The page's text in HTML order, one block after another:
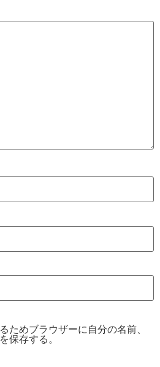
ためブラウザーに自分の名前、
保存する。